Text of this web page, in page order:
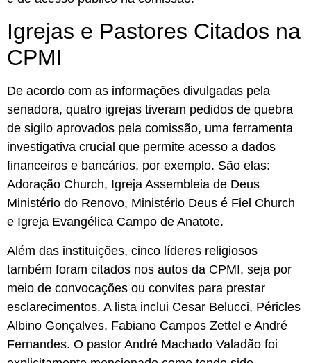
Igrejas e Pastores Citados na
CPMI
De acordo com as informações divulgadas pela
senadora, quatro igrejas tiveram pedidos de quebra
de sigilo aprovados pela comissão, uma ferramenta
investigativa crucial que permite acesso a dados
financeiros e bancários, por exemplo. São elas:
Adoração Church, Igreja Assembleia de Deus
Ministério do Renovo, Ministério Deus é Fiel Church
e Igreja Evangélica Campo de Anatote.
Além das instituições, cinco líderes religiosos
também foram citados nos autos da CPMI, seja por
meio de convocações ou convites para prestar
esclarecimentos. A lista inclui Cesar Belucci, Péricles
Albino Gonçalves, Fabiano Campos Zettel e André
Fernandes. O pastor André Machado Valadão foi